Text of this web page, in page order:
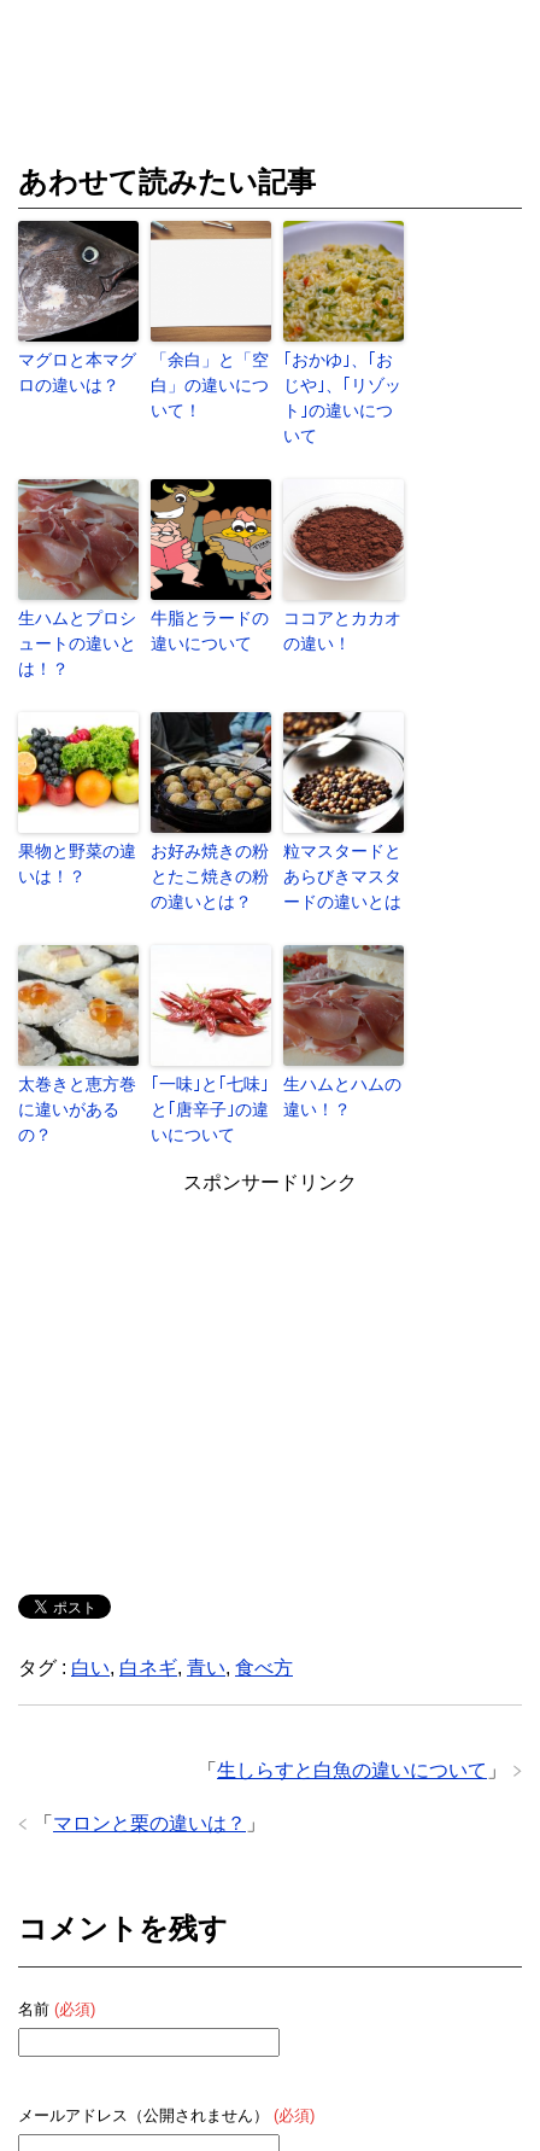
あわせて読みたい記事
マグロと本マグ
ロの違いは？
「余白」と「空
白」の違いにつ
いて！
｢おかゆ｣、｢お
じや｣、｢リゾッ
ト｣の違いにつ
いて
生ハムとプロシ
ュートの違いと
は！？
牛脂とラードの
違いについて
ココアとカカオ
の違い！
果物と野菜の違
いは！？
お好み焼きの粉
とたこ焼きの粉
の違いとは？
粒マスタードと
あらびきマスタ
ードの違いとは
太巻きと恵方巻
に違いがある
の？
｢一味｣と｢七味｣
と｢唐辛子｣の違
いについて
生ハムとハムの
違い！？
スポンサードリンク
タグ : 白い, 白ネギ, 青い, 食べ方
「 生しらすと白魚の違いについて 」
「 マロンと栗の違いは？ 」
コメントを残す
名前 (必須)
メールアドレス（公開されません） (必須)